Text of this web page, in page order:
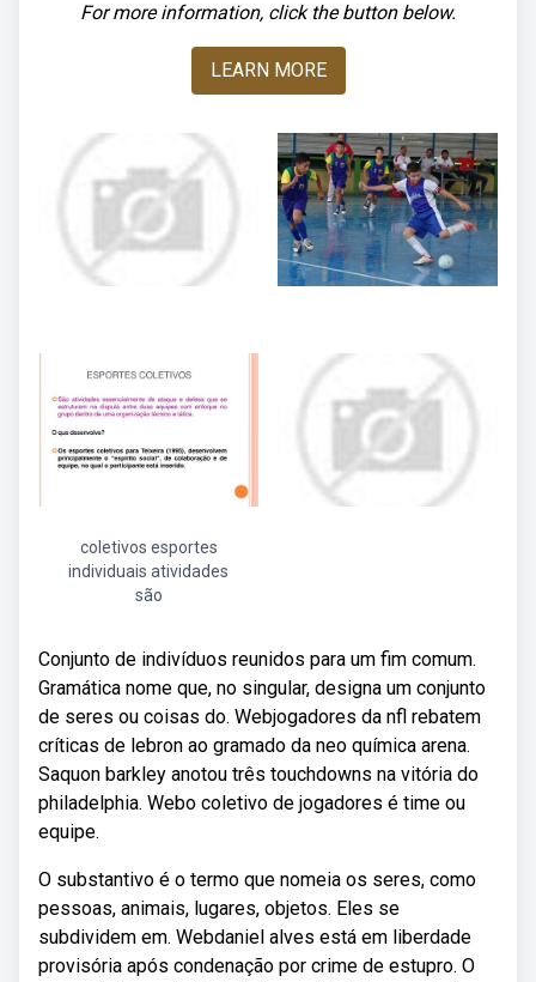
For more information, click the button below.
LEARN MORE
coletivos esportes
individuais atividades
são
Conjunto de indivíduos reunidos para um fim comum.
Gramática nome que, no singular, designa um conjunto
de seres ou coisas do. Webjogadores da nfl rebatem
críticas de lebron ao gramado da neo química arena.
Saquon barkley anotou três touchdowns na vitória do
philadelphia. Webo coletivo de jogadores é time ou
equipe.
O substantivo é o termo que nomeia os seres, como
pessoas, animais, lugares, objetos. Eles se
subdividem em. Webdaniel alves está em liberdade
provisória após condenação por crime de estupro. O